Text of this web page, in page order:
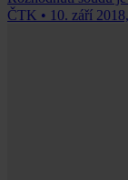
ČTK • 10. září